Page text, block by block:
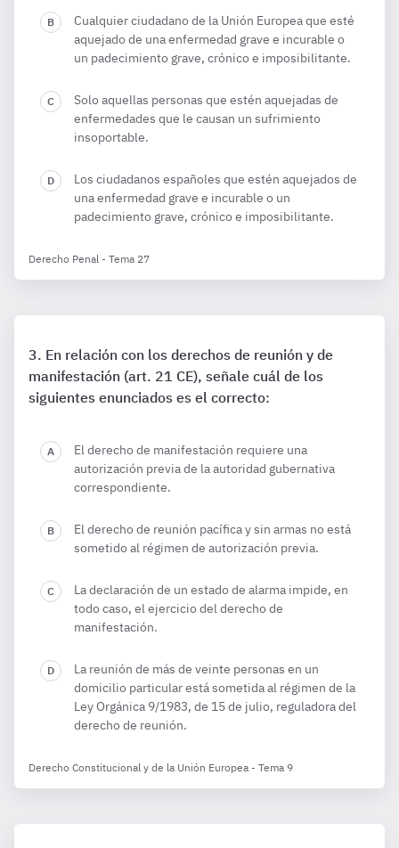
Cualquier ciudadano de la Unión Europea que esté
aquejado de una enfermedad grave e incurable o
un padecimiento grave, crónico e imposibilitante.
Solo aquellas personas que estén aquejadas de
enfermedades que le causan un sufrimiento
insoportable.
Los ciudadanos españoles que estén aquejados de
una enfermedad grave e incurable o un
padecimiento grave, crónico e imposibilitante.
Derecho Penal - Tema 27
En relación con los derechos de reunión y de
manifestación (art. 21 CE), señale cuál de los
siguientes enunciados es el correcto:
El derecho de manifestación requiere una
autorización previa de la autoridad gubernativa
correspondiente.
El derecho de reunión pacífica y sin armas no está
sometido al régimen de autorización previa.
La declaración de un estado de alarma impide, en
todo caso, el ejercicio del derecho de
manifestación.
La reunión de más de veinte personas en un
domicilio particular está sometida al régimen de la
Ley Orgánica 9/1983, de 15 de julio, reguladora del
derecho de reunión.
Derecho Constitucional y de la Unión Europea - Tema 9